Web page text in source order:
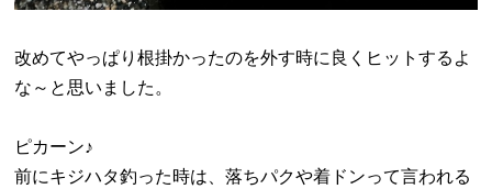
改めてやっぱり根掛かったのを外す時に良くヒットするよ
な～と思いました。
ピカーン♪
前にキジハタ釣った時は、落ちパクや着ドンって言われる